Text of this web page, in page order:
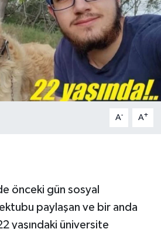
A- A+
önceki gün sosyal
paylaşan ve bir anda
yaşındaki üniversite